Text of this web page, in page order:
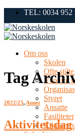
Skip
content
TEL: 0034 952
Om oss
Skolen
Ofte
Våre tre
Styret
Ansatte
Fasiliteter
Tag
2022/23,Annet
Aktivitetsdag